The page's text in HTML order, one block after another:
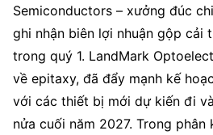
Semiconductors – xưởng đúc
ghi nhận biên lợi nhuận gộp cải
trong quý 1. LandMark
về epitaxy, đã đẩy mạnh kế
với các thiết bị mới dự kiến đi
nửa cuối năm 2027. Trong phân